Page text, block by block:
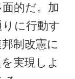
的だ。加
に行動す
制改憲に
実現しよ